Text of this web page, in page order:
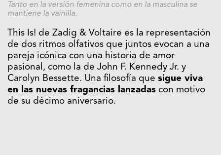
Tanto en la versión femenina como en la masculina se
mantiene la vainilla.
This Is! de Zadig & Voltaire es la representación
de dos ritmos olfativos que juntos evocan a una
pareja icónica con una historia de amor
pasional, como la de John F. Kennedy Jr. y
Carolyn Bessette. Una filosofía que sigue viva
en las nuevas fragancias lanzadas con motivo
de su décimo aniversario.